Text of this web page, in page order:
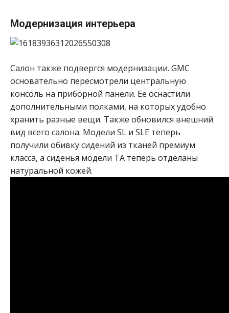
Модернизация интерьера
Салон также подвергся модернизации. GMC
основательно пересмотрели центральную
консоль на приборной панели. Ее оснастили
дополнительными полками, на которых удобно
хранить разные вещи. Также обновился внешний
вид всего салона. Модели SL и SLE теперь
получили обивку сидений из тканей премиум
класса, а сиденья модели ТА теперь отделаны
натуральной кожей.